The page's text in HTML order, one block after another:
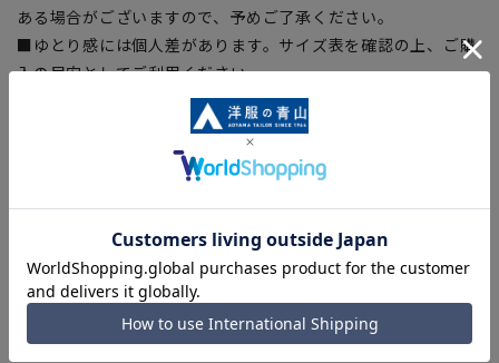
ある場合がございますので、予めご了承ください。
■ゆとり感には個人差があります。サイズ表を確認の上、ご購
入の目安としてご利用ください。
■生地や仕様・デザインにより、着用感や実際のサイズ表に若
干の誤差が生じる場合がございます。予めご了承ください。
■サイズスペックは仕上がりサイズを記載しております。一
部、商品現物におすすめサイズ(ヌードサイズ)を記載している
商品もございます。
■ブラウザやお使いのモニター環境、また撮影時の室内外の光
加減により、実際の商品と掲載画像の色味が異なる場合がござ
います。
■店舗や各モールサイトと商品在庫を共有しております関係
上、ご注文いただいたタイミングにより欠品が発生し、ご注文